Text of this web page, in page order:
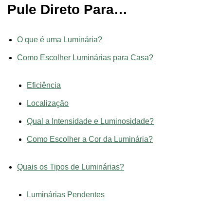
Pule Direto Para…
O que é uma Luminária?
Como Escolher Luminárias para Casa?
Eficiência
Localização
Qual a Intensidade e Luminosidade?
Como Escolher a Cor da Luminária?
Quais os Tipos de Luminárias?
Luminárias Pendentes